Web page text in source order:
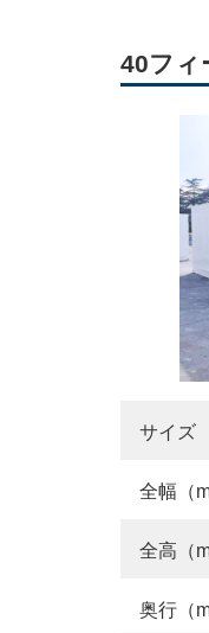
40フィ
サイズ
全幅（
全高（
奥行（